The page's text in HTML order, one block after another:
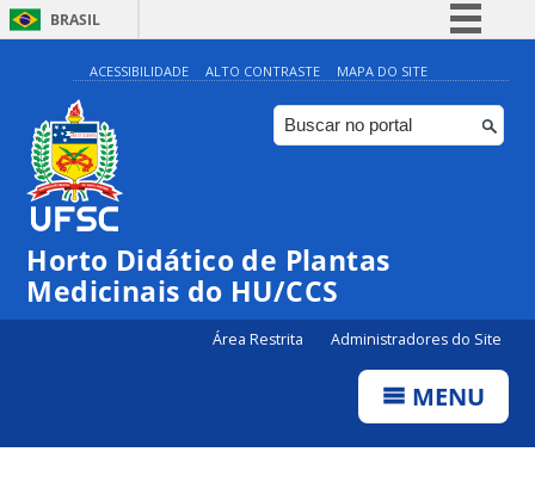
BRASIL
Simplifique!
Comunica BR
Participe
Canais
ACESSIBILIDADE ALTO CONTRASTE MAPA DO SITE
Horto Didático de Plantas
Medicinais do HU/CCS
Área Restrita Administradores do Site
MENU